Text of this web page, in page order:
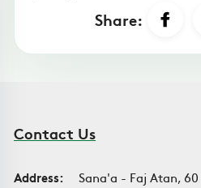
Share:
Contact Us
Address:
Sana'a - Faj Atan,